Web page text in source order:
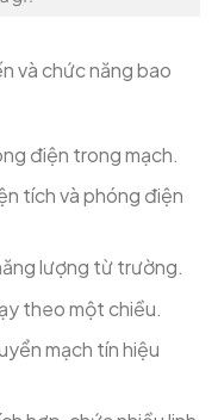
và chức năng bao
điện trong mạch.
tích và phóng điện
lượng từ trường.
theo một chiều.
mạch tín hiệu